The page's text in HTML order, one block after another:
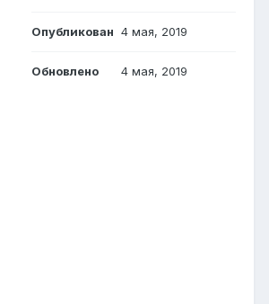
Опубликован 4 мая, 2019
Обновлено 4 мая, 2019